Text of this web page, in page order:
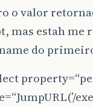
o valor
mas estah me
do